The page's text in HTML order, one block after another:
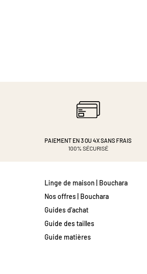
PAIEMENT EN 3 OU 4XSANS FRAIS
100% SÉCURISÉ
Linge de maison | Bouchara
Nos offres | Bouchara
Guides d'achat
Guide des tailles
Guide matières